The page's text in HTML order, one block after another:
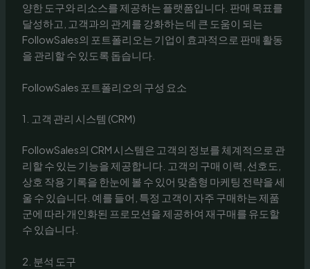
양한 도구와 리소스를 제공하는 플랫폼입니다. 판매 목표를
달성하고, 고객과의 관계를 강화하는 데 큰 도움이 되는
FollowSales의 포트폴리오는 기업이 효과적으로 판매 활동
을 관리할 수 있도록 돕습니다.
FollowSales 포트폴리오의 구성 요소
1. 고객 관리 시스템 (CRM)
FollowSales의 CRM 시스템은 고객의 정보를 체계적으로 관
리할 수 있는 기능을 제공합니다. 고객의 구매 이력, 선호도,
상호 작용 기록을 한눈에 볼 수 있어 맞춤형 마케팅 전략을 세
울 수 있습니다. 예를 들어, 특정 고객이 자주 구매하는 제품
군에 따라 개인화된 프로모션을 제공하여 재구매를 유도할
수 있습니다.
2. 분석 도구